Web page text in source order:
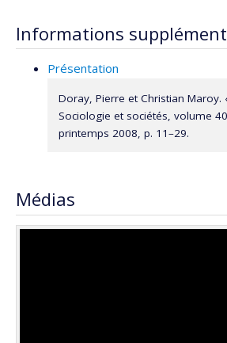
Informations
Présentation
Doray, Pierre et Christian Maroy.
Sociologie et sociétés, volume
printemps 2008, p. 11–29.
Médias